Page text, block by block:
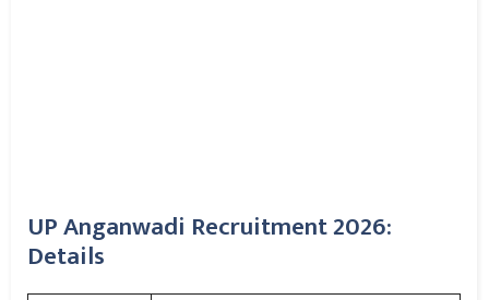
UP Anganwadi Recruitment 2026:
Details